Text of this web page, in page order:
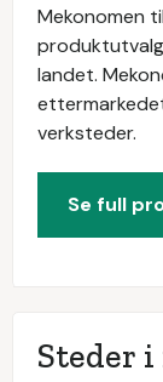
Mekonomen
landet.
verksteder.
Se full
Steder